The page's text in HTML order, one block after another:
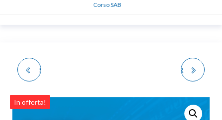
Corso SAB
SKILLS CARD EUCIP E- ICDL MODULO CYBER
In offerta!